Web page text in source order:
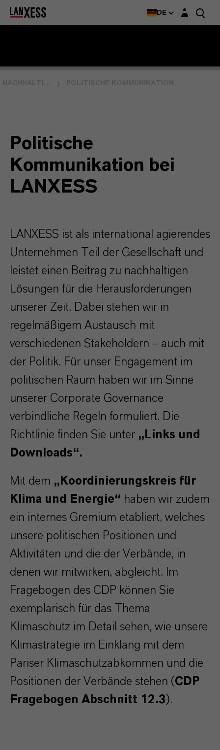
DE Login-Maske
Politische
Kommunikation bei
LANXESS
LANXESS ist als international agierendes
Unternehmen Teil der Gesellschaft und
leistet einen Beitrag zu nachhaltigen
Lösungen für die Herausforderungen
unserer Zeit. Dabei stehen wir in
regelmäßigem Austausch mit
verschiedenen Stakeholdern – auch mit
der Politik. Für unser Engagement im
politischen Raum haben wir im Sinne
unserer Corporate Governance
verbindliche Regeln formuliert. Die
Richtlinie finden Sie unter „ Links und
Downloads“.
Mit dem „Koordinierungskreis für
Klima und Energie“ haben wir zudem
ein internes Gremium etabliert, welches
unsere politischen Positionen und
Aktivitäten und die der Verbände, in
denen wir mitwirken, abgleicht. Im
Fragebogen des CDP können Sie
exemplarisch für das Thema
Klimaschutz im Detail sehen, wie unsere
Klimastrategie im Einklang mit dem
Pariser Klimaschutzabkommen und die
Positionen der Verbände stehen (CDP
Fragebogen Abschnitt 12.3 ).